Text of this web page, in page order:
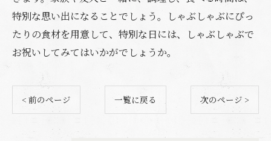
特別な思い出になることでしょう。しゃぶしゃぶにぴっ
たりの食材を用意して、特別な日には、しゃぶしゃぶで
お祝いしてみてはいかがでしょうか。
< 前のページ 一覧に戻る 次のページ >